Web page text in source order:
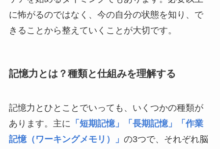
に怖がるのではなく、今の自分の状態を知り、で
きることから整えていくことが大切です。
記憶力とは？種類と仕組みを理解する
記憶力とひとことでいっても、いくつかの種類が
あります。主に 「短期記憶」「長期記憶」「作業
記憶（ワーキングメモリ）」 の3つで、それぞれ脳